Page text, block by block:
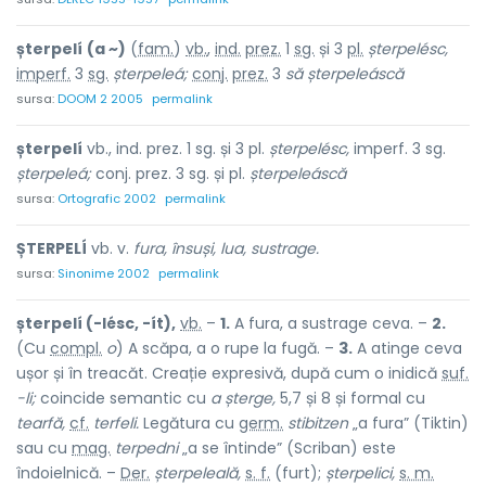
șterpelí (a ~) (fam.) vb., ind. prez. 1 sg. și 3 pl. șterpelésc,
imperf. 3 sg. șterpeleá; conj. prez. 3 să șterpeleáscă
sursa:DOOM 2 2005 permalink
șterpelí vb., ind. prez. 1 sg. și 3 pl. șterpelésc, imperf. 3 sg.
șterpeleá;conj. prez. 3 sg. și pl. șterpeleáscă
sursa: Ortografic 2002 permalink
ȘTERPELÍ vb. v. fura, însuși, lua, sustrage.
sursa: Sinonime 2002 permalink
șterpelí (-lésc, -ít), vb. – 1. A fura, a sustrage ceva. – 2.
(Cu compl. o) A scăpa, a o rupe la fugă. – 3. A atinge ceva
ușor și în treacăt. Creație expresivă, după cum o inidică suf.
-li;coincide semantic cu a șterge, 5,7 și 8 și formal cu
tearfă, cf. terfeli. Legătura cu germ. stibitzen„a fura” (Tiktin)
sau cu mag. terpedni„a se întinde” (Scriban) este
îndoielnică. – Der. șterpeleală, s. f. (furt); șterpelici, s. m.